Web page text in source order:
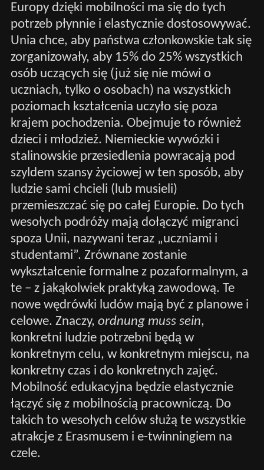
Europy dzięki mobilności ma się do tych
potrzeb płynnie i elastycznie dostosowywać.
Unia chce, aby państwa członkowskie tak się
zorganizowały, aby 15% do 25% wszystkich
osób uczących się (już się nie mówi o
uczniach, tylko o osobach) na wszystkich
poziomach kształcenia uczyło się poza
krajem pochodzenia. Obejmuje to również
dzieci i młodzież. Niemieckie wywózki i
stalinowskie przesiedlenia powracają pod
szyldem szansy życiowej w ten sposób, aby
ludzie sami chcieli (lub musieli)
przemieszczać się po całej Europie. Do tych
wesołych podróży mają dołączyć migranci
spoza Unii, nazywani teraz „uczniami i
studentami”. Zrównane zostanie
wykształcenie formalne z pozaformalnym, a
te – z jakąkolwiek praktyką zawodową. Te
nowe wędrówki ludów mają być z planowe i
celowe. Znaczy, ordnung muss sein,
konkretni ludzie potrzebni będą w
konkretnym celu, w konkretnym miejscu, na
konkretny czas i do konkretnych zajęć.
Mobilność edukacyjna będzie elastycznie
łączyć się z mobilnością pracowniczą. Do
takich to wesołych celów służą te wszystkie
atrakcje z Erasmusem i e-twinningiem na
czele.